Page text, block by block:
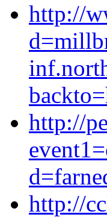
http://
http://
http://